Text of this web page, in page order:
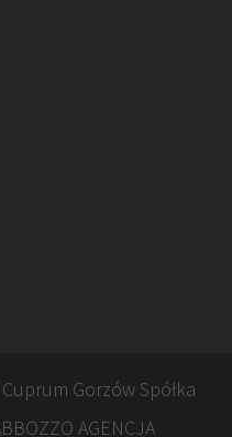
Gorzów Spółka
AGENCJA